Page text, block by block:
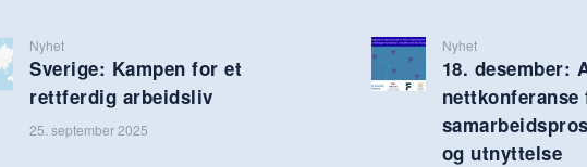
Nyhet
Sverige: Kampen for et
rettferdig arbeidsliv
25. september 2025
Nyhet
18. desember:
og utnyttelse